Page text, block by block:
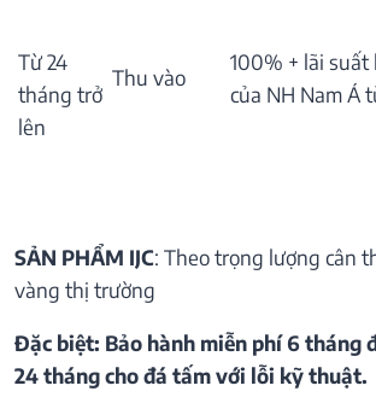
Từ 24
tháng trở
lên
Thu vào
100% + lãi
của NH Nam Á
SẢN PHẨM IJC: Theo trọng lượng cân
vàng thị trường
Đặc biệt: Bảo hành miễn phí 6 tháng
24 tháng cho đá tấm với lỗi kỹ thuật.